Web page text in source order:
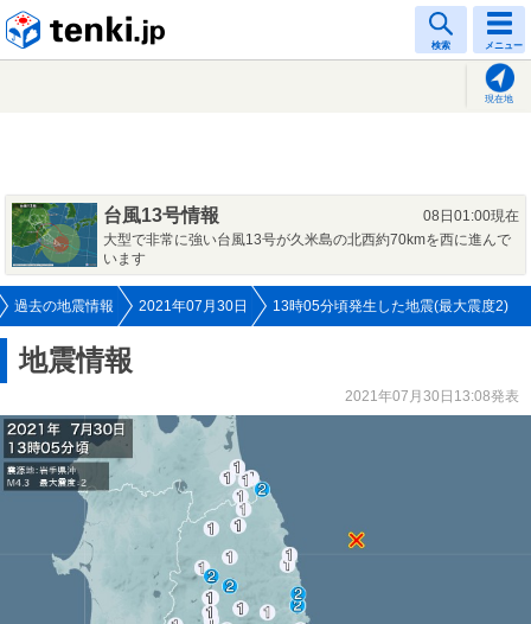
検索 メニュー
現在地
台風13号情報
08日01:00現在
大型で非常に強い台風13号が久米島の北西約70kmを西に進んで
います
過去の地震情報 2021年07月30日 13時05分頃発生した地震(最大震度2)
地震情報
2021年07月30日13:08発表